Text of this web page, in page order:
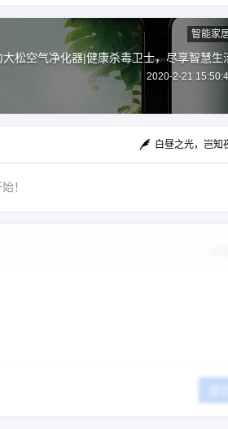
智能家
大松空气净化器|健康杀毒卫士，尽享智慧生
2020-2-21
白昼之光，岂知
！